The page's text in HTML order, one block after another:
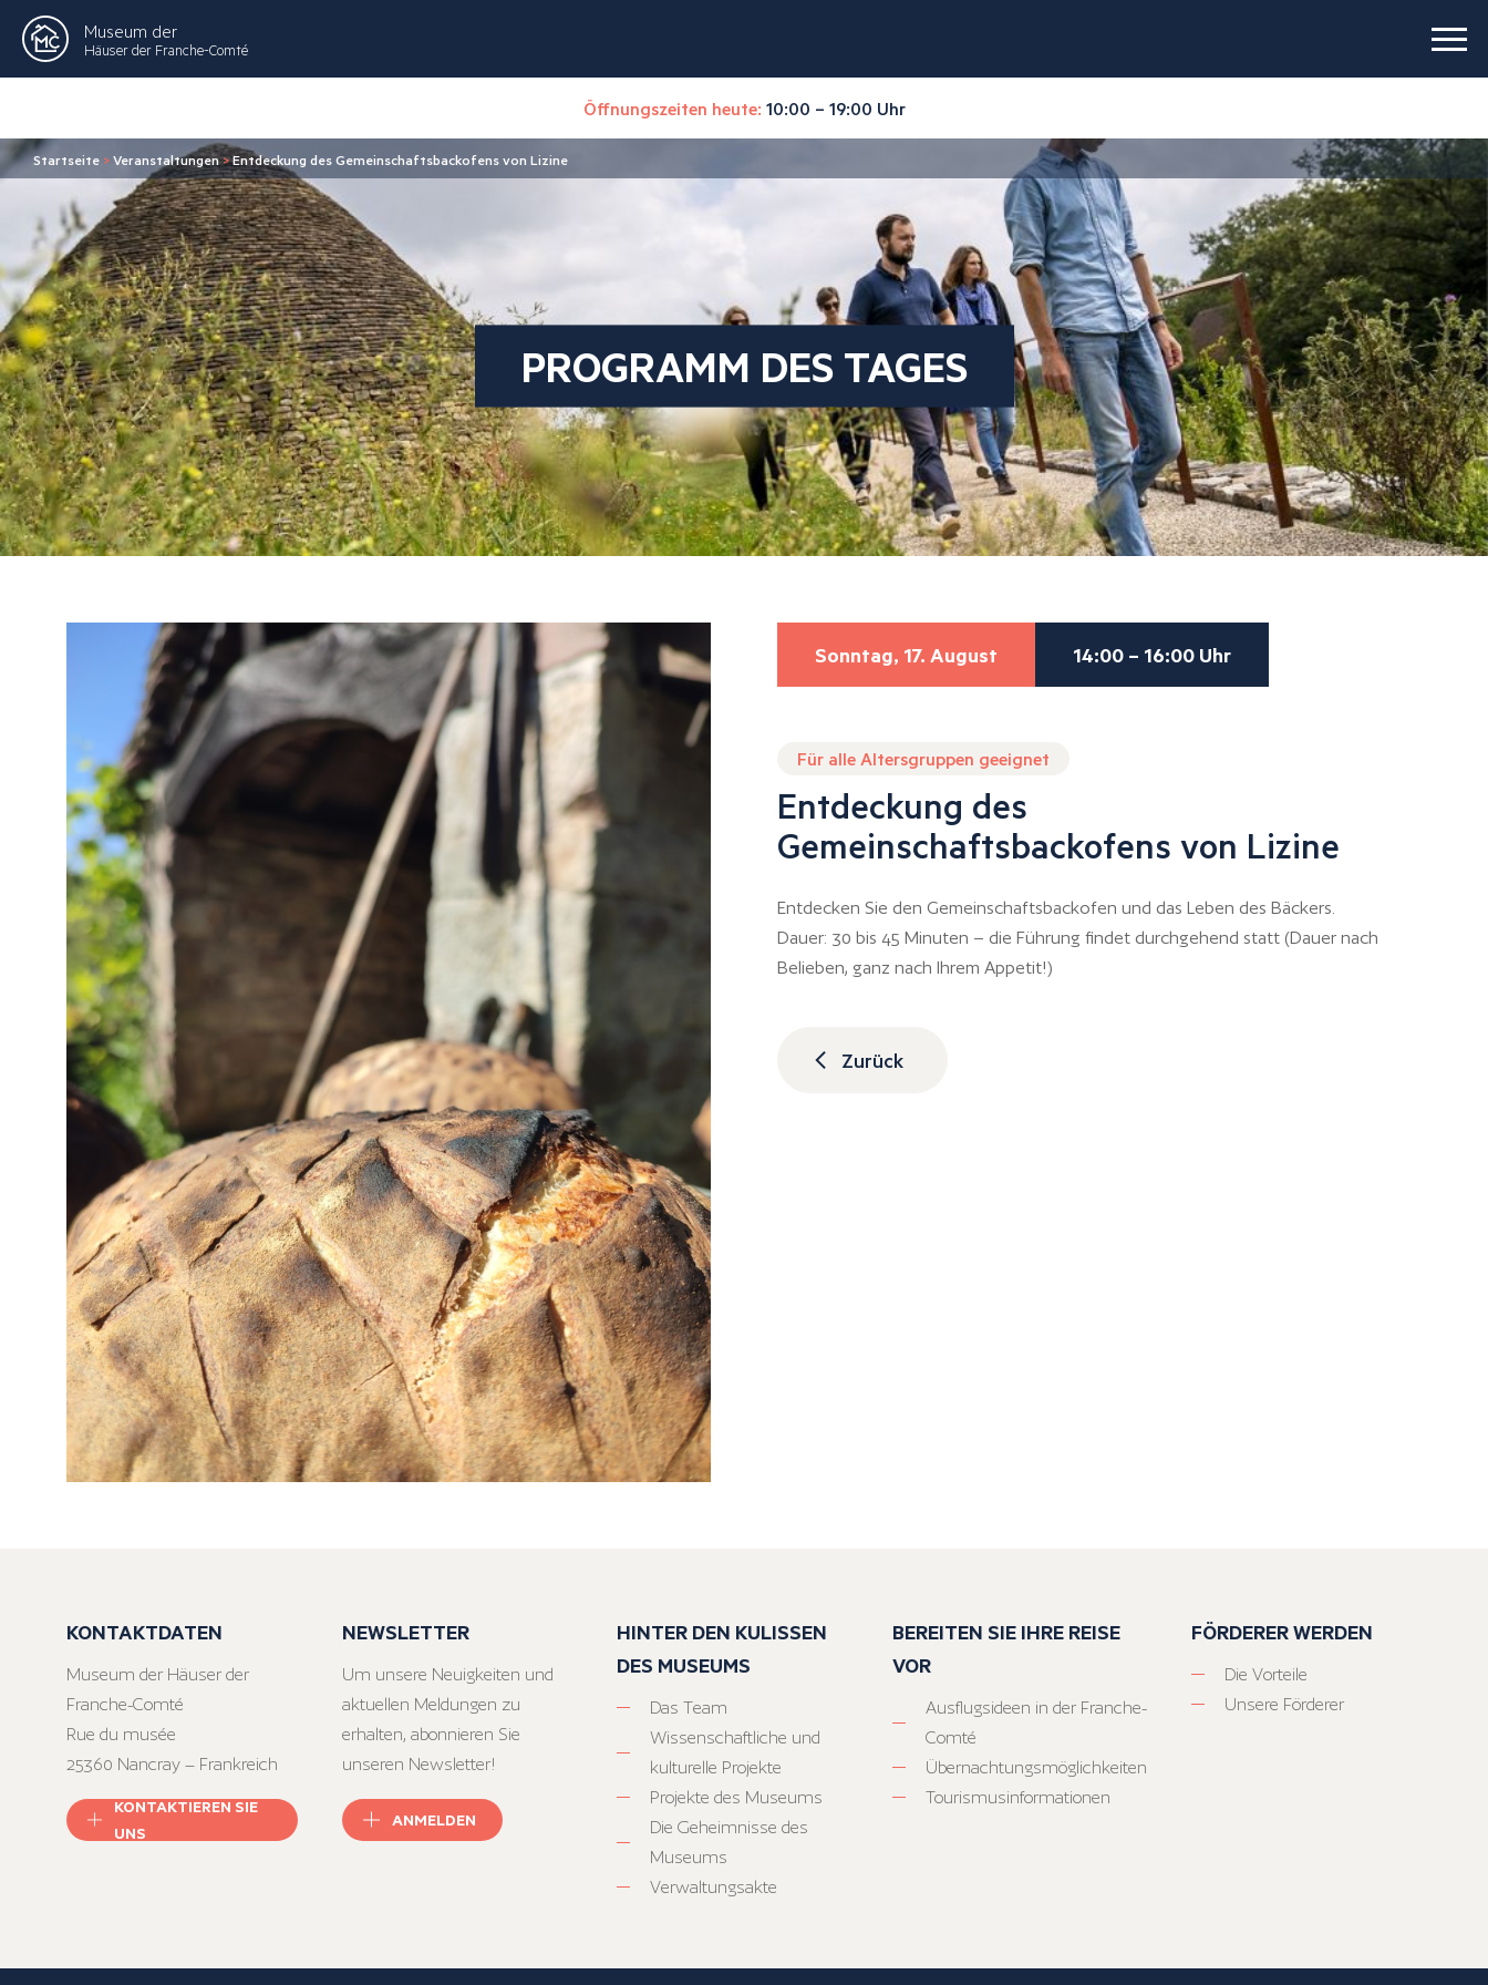
Museum der
Häuser der Franche-Comté
Öffnungszeiten heute: 10:00 – 19:00 Uhr
Startseite >Veranstaltungen>Entdeckung des Gemeinschaftsbackofens von Lizine
PROGRAMM DES TAGES
Sonntag, 17. August 14:00 – 16:00 Uhr
Für alle Altersgruppen geeignet
Entdeckung des
Gemeinschaftsbackofens von Lizine
Entdecken Sie den Gemeinschaftsbackofen und das Leben des Bäckers.
Dauer: 30 bis 45 Minuten – die Führung findet durchgehend statt (Dauer nach
Belieben, ganz nach Ihrem Appetit!)
Zurück
KONTAKTDATEN
Museum der Häuser der
Franche-Comté
Rue du musée
25360 Nancray – Frankreich
KONTAKTIEREN SIE
UNS
NEWSLETTER
Um unsere Neuigkeiten und
aktuellen Meldungen zu
erhalten, abonnieren Sie
unseren Newsletter!
ANMELDEN
HINTER DEN KULISSEN
DES MUSEUMS
Das Team
Wissenschaftliche und
kulturelle Projekte
Projekte des Museums
Die Geheimnisse des
Museums
Verwaltungsakte
BEREITEN SIE IHRE REISE
VOR
Ausflugsideen in der Franche-
Comté
Übernachtungsmöglichkeiten
Tourismusinformationen
FÖRDERER WERDEN
Die Vorteile
Unsere Förderer